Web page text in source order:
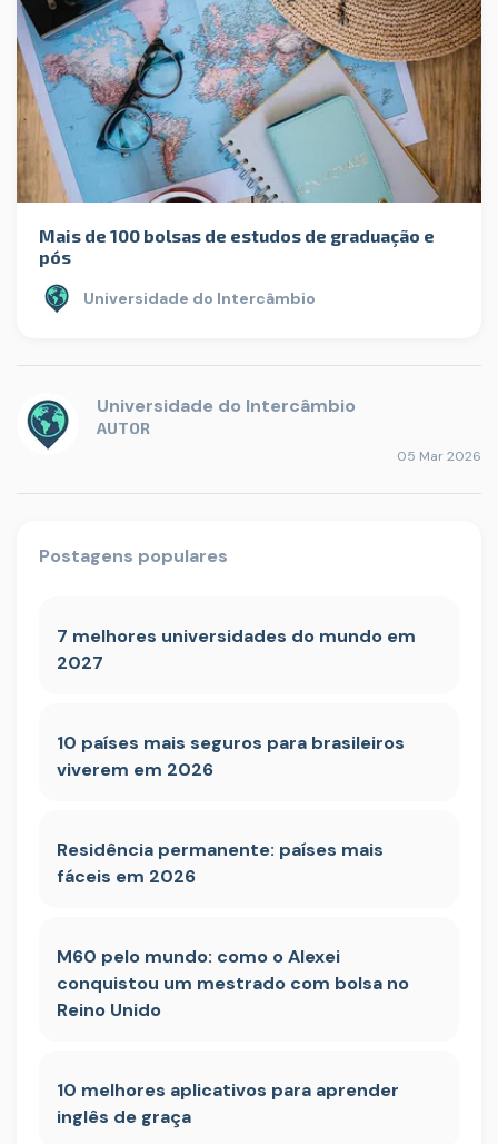
Mais de 100 bolsas de estudos de graduação e
pós
Universidade do Intercâmbio
Universidade do Intercâmbio
AUTOR
05 Mar 2026
Postagens populares
7 melhores universidades do mundo em
2027
10 países mais seguros para brasileiros
viverem em 2026
Residência permanente: países mais
fáceis em 2026
M60 pelo mundo: como o Alexei
conquistou um mestrado com bolsa no
Reino Unido
10 melhores aplicativos para aprender
inglês de graça